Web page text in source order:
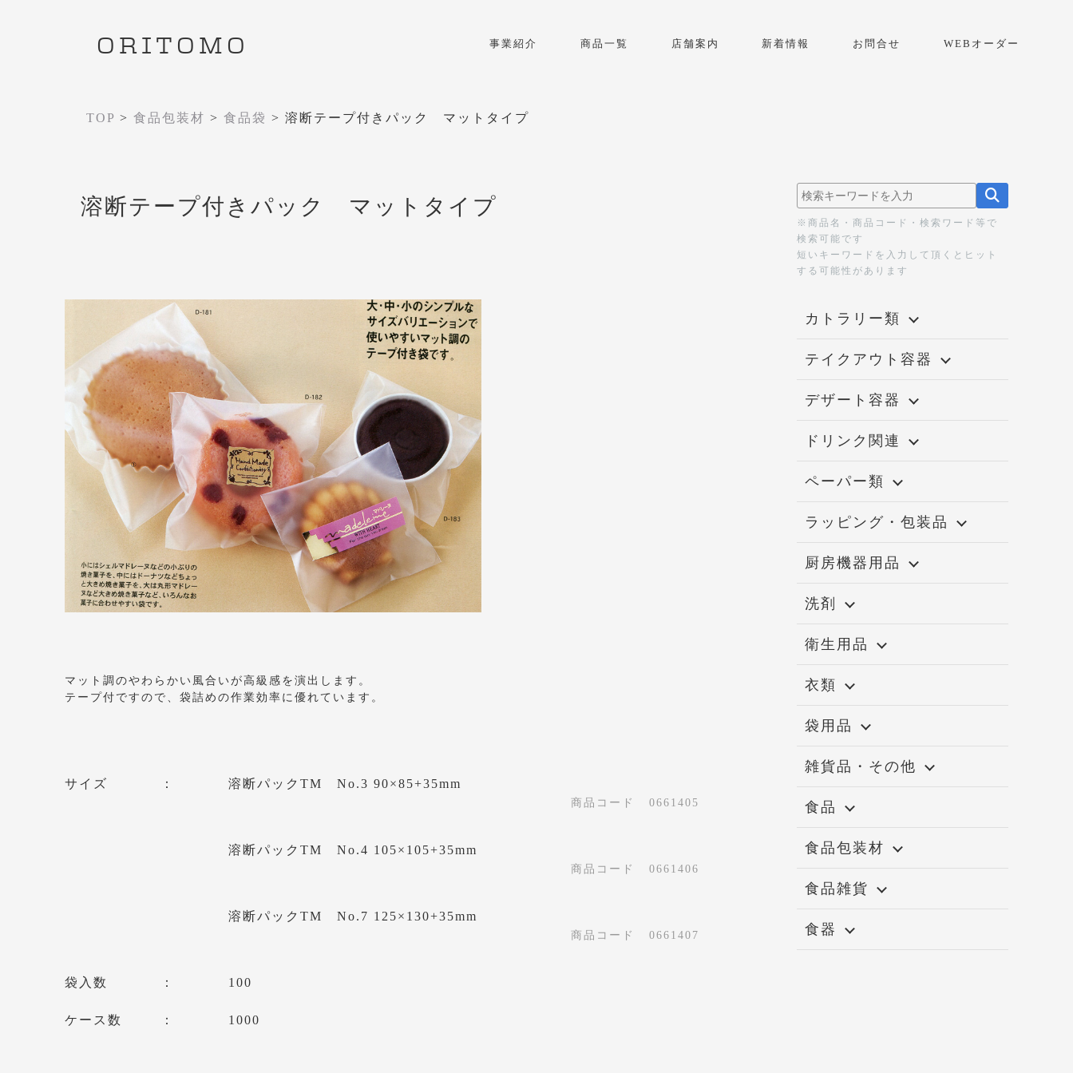
ORITOMO 事業紹介 商品一覧 店舗案内 新着情報 お問合せ WEBオーダー
TOP > 食品包装材 > 食品袋 > 溶断テープ付きパック マットタイプ
溶断テープ付きパック マットタイプ
マット調のやわらかい風合いが高級感を演出します。
テープ付ですので、袋詰めの作業効率に優れています。
サイズ 溶断パックTM No.3 90×85+35mm
商品コード 0661405
溶断パックTM No.4 105×105+35mm
商品コード 0661406
溶断パックTM No.7 125×130+35mm
商品コード 0661407
袋入数 100
ケース数 1000
※商品名・商品コード・検索ワード等で
検索可能です
短いキーワードを入力して頂くとヒット
する可能性があります
カトラリー類
テイクアウト容器
デザート容器
ドリンク関連
ペーパー類
ラッピング・包装品
厨房機器用品
洗剤
衛生用品
衣類
袋用品
雑貨品・その他
食品
食品包装材
食品雑貨
食器